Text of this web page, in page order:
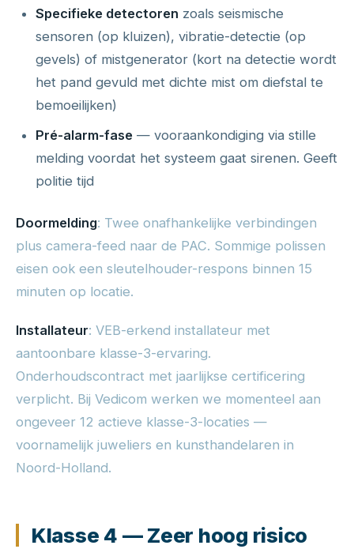
Specifieke detectoren zoals seismische
sensoren (op kluizen), vibratie-detectie (op
gevels) of mistgenerator (kort na detectie wordt
het pand gevuld met dichte mist om diefstal te
bemoeilijken)
Pré-alarm-fase— vooraankondiging via stille
melding voordat het systeem gaat sirenen. Geeft
politie tijd
Doormelding: Twee onafhankelijke verbindingen
plus camera-feed naar de PAC. Sommige polissen
eisen ook een sleutelhouder-respons binnen 15
minuten op locatie.
Installateur: VEB-erkend installateur met
aantoonbare klasse-3-ervaring.
Onderhoudscontract met jaarlijkse certificering
verplicht. Bij Vedicom werken we momenteel aan
ongeveer 12 actieve klasse-3-locaties —
voornamelijk juweliers en kunsthandelaren in
Noord-Holland.
Klasse 4 — Zeer hoog risico